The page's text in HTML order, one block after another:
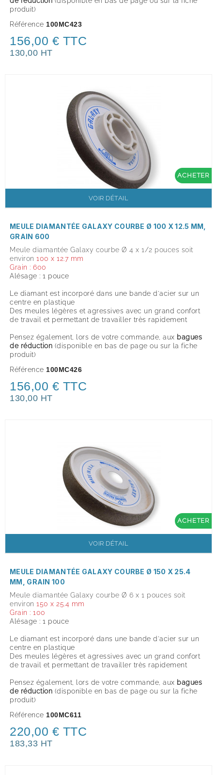
produit)
Référence 100MC423
156,00 € TTC
130,00 HT
ACHETER
VOIR DÉTAIL
MEULE DIAMANTÉE GALAXY COURBE Ø 100 X 12.5 MM,
GRAIN 600
Meule diamantée Galaxy courbe Ø 4 x 1/2 pouces soit
environ 100 x 12.7 mm
Grain : 600
Alésage : 1 pouce
Le diamant est incorporé dans une bande d'acier sur un
centre en plastique
Des meules légères et agressives avec un grand confort
de travail et permettant de travailler très rapidement
Pensez également, lors de votre commande, aux bagues
de réduction (disponible en bas de page ou sur la fiche
produit)
Référence 100MC426
156,00 € TTC
130,00 HT
ACHETER
VOIR DÉTAIL
MEULE DIAMANTÉE GALAXY COURBE Ø 150 X 25.4
MM, GRAIN 100
Meule diamantée Galaxy courbe Ø 6 x 1 pouces soit
environ 150 x 25.4 mm
Grain : 100
Alésage : 1 pouce
Le diamant est incorporé dans une bande d'acier sur un
centre en plastique
Des meules légères et agressives avec un grand confort
de travail et permettant de travailler très rapidement
Pensez également, lors de votre commande, aux bagues
de réduction (disponible en bas de page ou sur la fiche
produit)
Référence 100MC611
220,00 € TTC
183,33 HT